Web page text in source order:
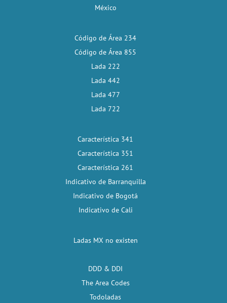
México
Código de Área 234
Código de Área 855
Lada 222
Lada 442
Lada 477
Lada 722
Característica 341
Característica 351
Característica 261
Indicativo de Barranquilla
Indicativo de Bogotá
Indicativo de Cali
Ladas MX no existen
DDD & DDI
The Area Codes
Todoladas